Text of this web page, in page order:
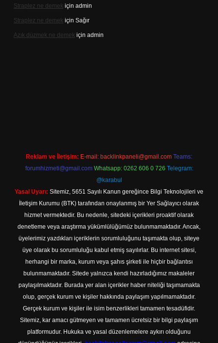
Straplez ne demek için admin
Straplez ne demek için Sağır
Azık düzmek ne demek için admin
Reklam ve İletişim: E-mail: backlinkpaneli@gmail.com Teams:
forumhizmeti@gmail.com Whatsapp: 0262 606 0 726 Telegram:
@karabul
Yasal Uyarı: Sitemiz, 5651 Sayılı Kanun gereğince Bilgi Teknolojileri ve
İletişim Kurumu (BTK) tarafından onaylanmış bir Yer Sağlayıcı olarak
hizmet vermektedir. Bu nedenle, sitedeki içerikleri proaktif olarak
denetleme veya araştırma yükümlülüğümüz bulunmamaktadır. Ancak,
üyelerimiz yazdıkları içeriklerin sorumluluğunu taşımakta olup, siteye
üye olarak bu sorumluluğu kabul etmiş sayılırlar. Bu internet sitesi,
herhangi bir marka, kurum veya şahıs şirketi ile hiçbir bağlantısı
bulunmamaktadır. Sitede yalnızca kendi hazırladığımız makaleler
paylaşılmaktadır. Burada yer alan içerikler haber niteliği taşımamakta
olup, gerçek kurum ve kişiler hakkında paylaşım yapılmamaktadır.
Gerçek kurum ve kişiler ile isim benzerlikleri tamamen tesadüfidir.
Sitemiz, kar amacı gütmeyen ve tamamen ücretsiz bir bilgi paylaşım
platformudur. Hukuka ve yasal düzenlemelere aykırı olduğunu